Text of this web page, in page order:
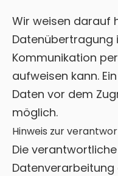
Wir weisen darauf
Datenübertragung
Kommunikation
aufweisen kann.
Daten vor dem
möglich.
Hinweis zur
Die